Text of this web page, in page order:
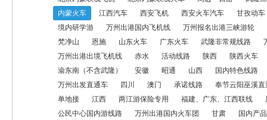
万州出港出境飞机线 赤水 活动线路 陕西 陕西火车
户外 奥陶纪 单地接 江西 两江游保险专用
公民中心国内游线路 万州出港国内火车团 甘肃 国内产品定
内蒙火车
江西汽车 西安飞机 西安火车汽车
甘孜动车
境内研学游
万州出港国内飞机线
万州报名出港三峡游轮
梵净山
恩施 山东火车 广东火车 武隆非常规线路
万州出港出境飞机线
赤水 活动线路 陕西
陕西火车
渝东南（不含武隆）
安徽 昭通 山西
国内特色线路
万州出发直通车
四川 澳门 承诺线路
奉节云阳巫溪直
单地接
江西 两江游保险专用 福建、广东、江西联线
公民中心国内游线路
万州出港国内火车团 甘肃
国内产